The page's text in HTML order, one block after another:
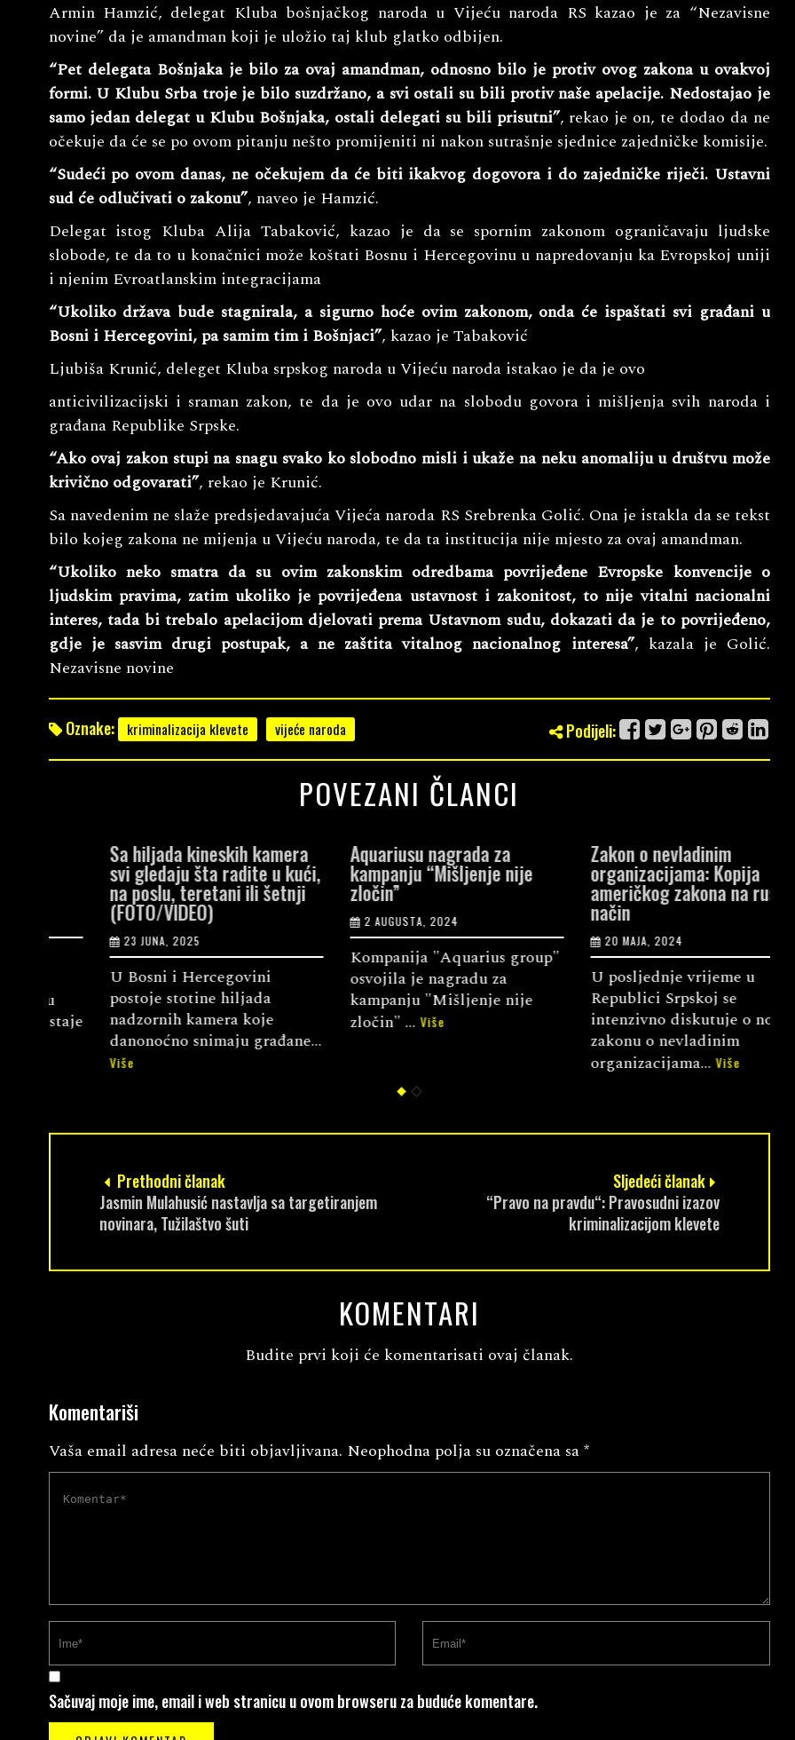
Armin Hamzić, delegat Kluba bošnjačkog naroda u Vijeću naroda RS kazao je za “Nezavisne
novine” da je amandman koji je uložio taj klub glatko odbijen.
“Pet delegata Bošnjaka je bilo za ovaj amandman, odnosno bilo je protiv ovog zakona u ovakvoj
formi. U Klubu Srba troje je bilo suzdržano, a svi ostali su bili protiv naše apelacije. Nedostajao je
samo jedan delegat u Klubu Bošnjaka, ostali delegati su bili prisutni”, rekao je on, te dodao da ne
očekuje da će se po ovom pitanju nešto promijeniti ni nakon sutrašnje sjednice zajedničke komisije.
“Sudeći po ovom danas, ne očekujem da će biti ikakvog dogovora i do zajedničke riječi. Ustavni
sud će odlučivati o zakonu”, naveo je Hamzić.
Delegat istog Kluba Alija Tabaković, kazao je da se spornim zakonom ograničavaju ljudske
slobode, te da to u konačnici može koštati Bosnu i Hercegovinu u napredovanju ka Evropskoj uniji
i njenim Evroatlanskim integracijama
“Ukoliko država bude stagnirala, a sigurno hoće ovim zakonom, onda će ispaštati svi građani u
Bosni i Hercegovini, pa samim tim i Bošnjaci”, kazao je Tabaković
Ljubiša Krunić, deleget Kluba srpskog naroda u Vijeću naroda istakao je da je ovo
anticivilizacijski i sraman zakon, te da je ovo udar na slobodu govora i mišljenja svih naroda i
građana Republike Srpske.
“Ako ovaj zakon stupi na snagu svako ko slobodno misli i ukaže na neku anomaliju u društvu može
krivično odgovarati”, rekao je Krunić.
Sa navedenim ne slaže predsjedavajuća Vijeća naroda RS Srebrenka Golić. Ona je istakla da se tekst
bilo kojeg zakona ne mijenja u Vijeću naroda, te da ta institucija nije mjesto za ovaj amandman.
“Ukoliko neko smatra da su ovim zakonskim odredbama povrijeđene Evropske konvencije o
ljudskim pravima, zatim ukoliko je povrijeđena ustavnost i zakonitost, to nije vitalni nacionalni
interes, tada bi trebalo apelacijom djelovati prema Ustavnom sudu, dokazati da je to povrijeđeno,
gdje je sasvim drugi postupak, a ne zaštita vitalnog nacionalnog interesa”, kazala je Golić.
Nezavisne novine
Oznake: kriminalizacija klevete vijeće naroda Podijeli:
POVEZANI ČLANCI
Sa hiljada kineskih kamera
svi gledaju šta radite u kući,
na poslu, teretani ili šetnji
(FOTO/VIDEO)
23 JUNA, 2025
U Bosni i Hercegovini
postoje stotine hiljada
nadzornih kamera koje
danonoćno snimaju građane...
Aquariusu nagrada za
kampanju “Mišljenje nije
zločin”
2 AUGUSTA, 2024
Kompanija "Aquarius group"
osvojila je nagradu za
kampanju "Mišljenje nije
zločin" ...Više
Zakon o nevladinim
organizacijama: Kopija
američkog zakona na ruski
20 MAJA, 2024
U posljednje vrijeme u
Republici Srpskoj se
intenzivno diskutuje o novom
zakonu o nevladinim
organizacijama...Više
Prethodni članak
Jasmin Mulahusić nastavlja sa targetiranjem
novinara, Tužilaštvo šuti
Sljedeći članak
“Pravo na pravdu“: Pravosudni izazov
kriminalizacijom klevete
KOMENTARI
Budite prvi koji će komentarisati ovaj članak.
Komentariši
Vaša email adresa neće biti objavljivana. Neophodna polja su označena sa*
Sačuvaj moje ime, email i web stranicu u ovom browseru za buduće komentare.